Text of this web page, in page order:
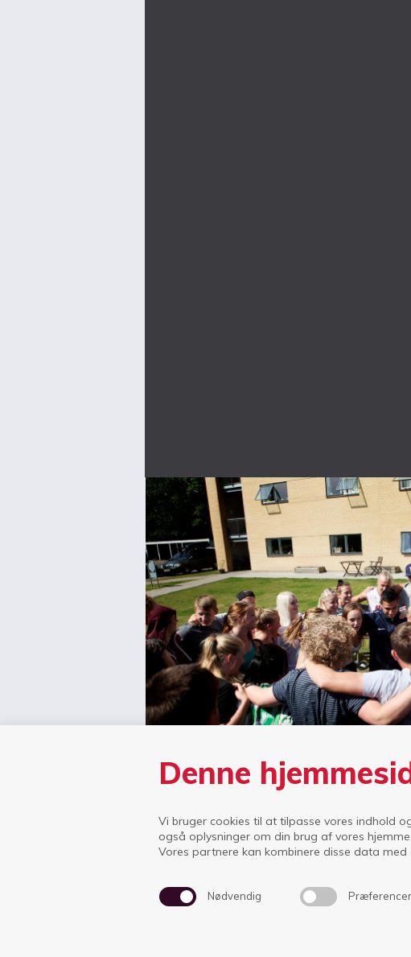
Denne
Vi bruger cookies til at tilpasse vores indhold
også oplysninger om din brug af vores
Vores partnere kan kombinere disse data
Nødvendig Præferencer